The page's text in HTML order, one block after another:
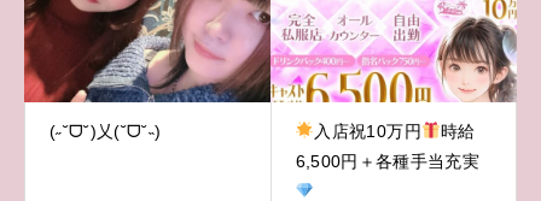
(˶˘ᗜ˘)乂(˘ᗜ˘˵) 入店祝10万円
時給
6,500円＋各種手当充実